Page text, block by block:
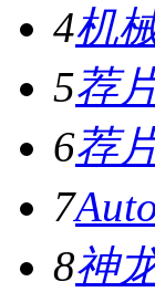
4机
5荐
6荐
7
8神